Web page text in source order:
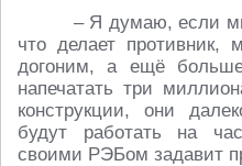
– Я думаю, если
что делает противник,
догоним, а ещё
напечатать три
конструкции, они
будут работать на
своими РЭБом задавит